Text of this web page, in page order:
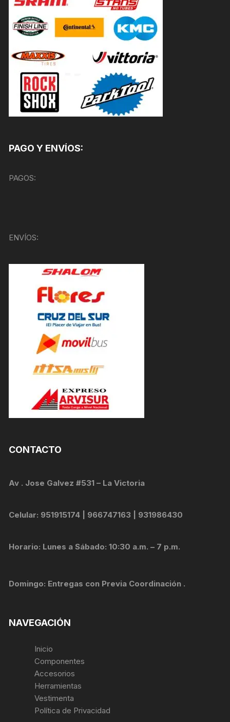
PAGO Y ENVÍOS:
PAGOS:
ENVÍOS:
CONTACTO
Av . Jose Galvez #531 – La Victoria
Celular: 951915174 | 966747163 | 931986430
Horario: Lunes a Sábado: 10:30 a.m. – 7 p.m.
Domingo: Entregas con Previa Coordinación .
NAVEGACIÓN
Inicio
Componentes
Accesorios
Herramientas
Vestimenta
Política de Privacidad